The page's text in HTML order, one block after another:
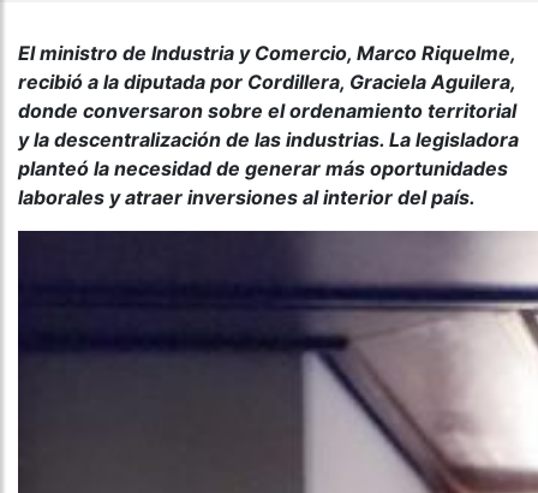
El ministro de Industria y Comercio, Marco Riquelme,
recibió a la diputada por Cordillera, Graciela Aguilera,
donde conversaron sobre el ordenamiento territorial
y la descentralización de las industrias. La legisladora
planteó la necesidad de generar más oportunidades
laborales y atraer inversiones al interior del país.